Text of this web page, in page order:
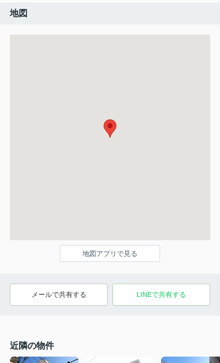
地図
地図アプリで見る
メールで共有する LINEで共有する
近隣の物件